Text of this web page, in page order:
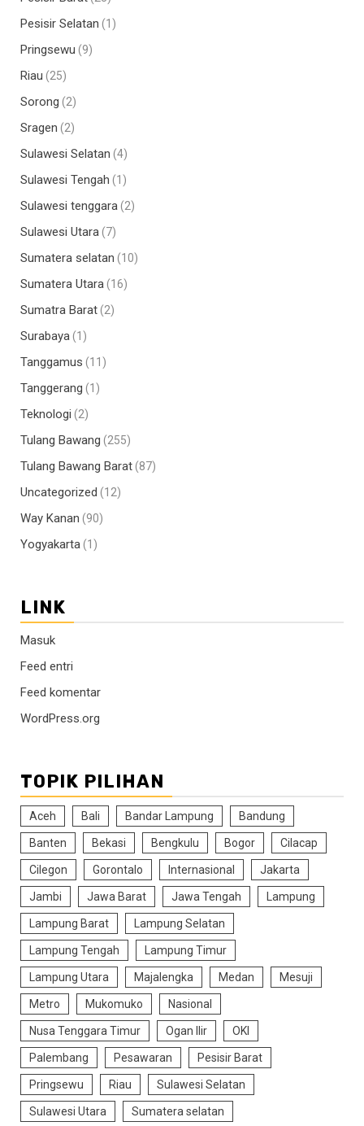
Pesisir Selatan (1)
Pringsewu (9)
Riau (25)
Sorong (2)
Sragen (2)
Sulawesi Selatan (4)
Sulawesi Tengah (1)
Sulawesi tenggara(2)
Sulawesi Utara(7)
Sumatera selatan (10)
Sumatera Utara(16)
Sumatra Barat(2)
Surabaya(1)
Tanggamus (11)
Tanggerang (1)
Teknologi (2)
Tulang Bawang (255)
Tulang Bawang Barat(87)
Uncategorized (12)
Way Kanan (90)
Yogyakarta(1)
LINK
Masuk
Feed entri
Feed komentar
WordPress.org
TOPIK PILIHAN
Aceh Bali Bandar Lampung Bandung
Banten Bekasi Bengkulu Bogor Cilacap
Cilegon Gorontalo Internasional Jakarta
Jambi Jawa Barat Jawa Tengah Lampung
Lampung Barat Lampung Selatan
Lampung Tengah Lampung Timur
Lampung Utara Majalengka Medan Mesuji
Metro Mukomuko Nasional
Nusa Tenggara Timur Ogan Ilir OKI
Palembang Pesawaran Pesisir Barat
Pringsewu Riau Sulawesi Selatan
Sulawesi Utara Sumatera selatan